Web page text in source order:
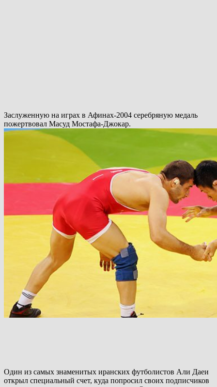
Заслуженную на играх в Афинах-2004 серебряную медаль
пожертвовал Масуд Мостафа-Джокар.
Один из самых знаменитых иранских футболистов Али Даеи
открыл специальный счет, куда попросил своих подписчиков